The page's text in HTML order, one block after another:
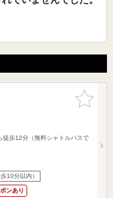
お気に入
りに追加
徒歩12分（無料シャトルバスで
10分以内）
ンあり